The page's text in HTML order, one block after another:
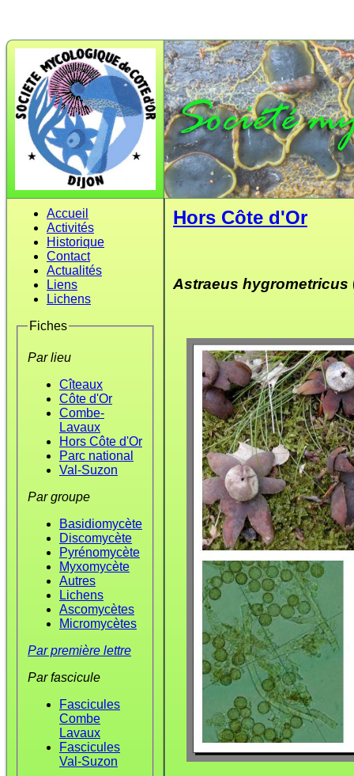
Accueil
Activités
Historique
Contact
Actualités
Liens
Lichens
Fiches
Par lieu
Cîteaux
Côte d'Or
Combe-
Lavaux
Hors Côte d'Or
Parc national
Val-Suzon
Par groupe
Basidiomycète
Discomycète
Pyrénomycète
Myxomycète
Autres
Lichens
Ascomycètes
Micromycètes
Par première lettre
Par fascicule
Fascicules
Combe
Lavaux
Fascicules
Val-Suzon
Hors Côte d'Or
Astraeus hygrometricus